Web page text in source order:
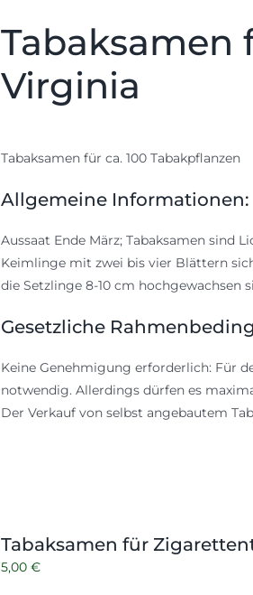
Tabaksamen
Virginia
Tabaksamen für ca. 100 Tabakpflanzen
Allgemeine Informationen:
Aussaat Ende März; Tabaksamen sind
Keimlinge mit zwei bis vier Blättern
die Setzlinge 8-10 cm hochgewachsen
Gesetzliche
Keine Genehmigung erforderlich: Für
notwendig. Allerdings dürfen es
Der Verkauf von selbst angebautem
Tabaksamen für
5,00 €